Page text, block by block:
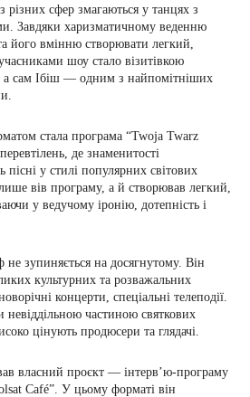
різних сфер змагаються у танцях з
Завдяки харизматичному веденню
його вмінню створювати легкий,
шоу стало візитівкою
а сам Ібіш — одним з найпомітніших
стала програма “Twoja Twarz
де знаменитості
пісні у стилі популярних світових
вів програму, а й створював легкий,
у ведучому іронію, дотепність і
зупиняється на досягнутому. Він
культурних та розважальних
концерти, спеціальні телеподії.
невіддільною частиною святкових
цінують продюсери та глядачі.
власний проєкт — інтерв’ю-програму
Café”. У цьому форматі він